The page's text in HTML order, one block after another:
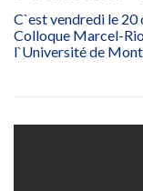
C`est vendredi le 20
Colloque Marcel-
l`Université de